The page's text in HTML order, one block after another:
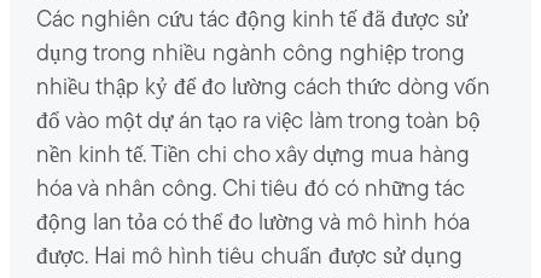
Các nghiên cứu tác động kinh tế đã được sử
dụng trong nhiều ngành công nghiệp trong
nhiều thập kỷ để đo lường cách thức dòng vốn
đổ vào một dự án tạo ra việc làm trong toàn bộ
nền kinh tế. Tiền chi cho xây dựng mua hàng
hóa và nhân công. Chi tiêu đó có những tác
động lan tỏa có thể đo lường và mô hình hóa
được. Hai mô hình tiêu chuẩn được sử dụng